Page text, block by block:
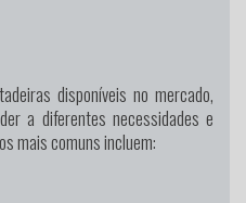
disponíveis no mercado,
a diferentes necessidades e
mais comuns incluem: